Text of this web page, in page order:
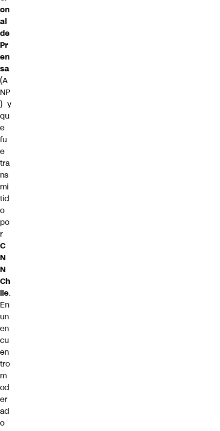
on
al
de
Pr
en
sa
(A
NP
) y
qu
e
fu
e
tra
ns
mi
tid
o
po
r
C
N
N
Ch
ile.
En
un
en
cu
en
tro
m
od
er
ad
o